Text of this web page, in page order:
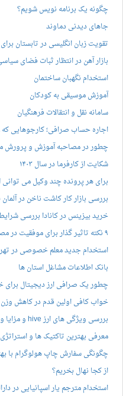
چگونه یک برنامه نویس شویم؟
جاهای دیدنی دماوند
تقویت زبان انگلیسی در تابستان
بازار آهن در انتظار ثبات فضای
استخدام نگهبان ساختمان
آموزش موسیقی به کودکان
سامانه نقل و انتقالات فرهنگیان
اجاره حساب صرافی؛ کارجوهایی که
چطور در مصاحبه‌ آموزش و پرورش
شکایت از کارفرما در سال ۱۴۰۳
برای هر پرونده چند وکیل می توانی
بررسی بازار کار کاشت ناخن در
خرید بیزینس در کانادا بررسی شرایط،
۹ نکته تاثیر گذار برای موفقیت در مصاحبه کاری آنلاین
استخدام جدید معلم خصوصی در
بانک اطلاعات مشاغل استان ها
چطور یک صرافی ارز دیجیتال برای
خواب کافی اولین قدم در کاهش
بررسی ویژگی های ارز hive و مزایا و معایب آن
معرفی بهترین تاکتیک ها و
چگونگی سفارش چاپ هولوگرام با
از کجا نهال بخریم؟
استخدام مترجم یار اسپانیایی در